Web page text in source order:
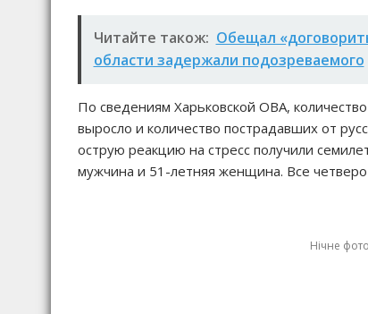
Читайте також: Обещал
области задержали подозреваемого
По сведениям Харьковской ОВА,
выросло и количество пострадавших от
острую реакцию на стресс получили
мужчина и 51-летняя женщина. Все
Нічне